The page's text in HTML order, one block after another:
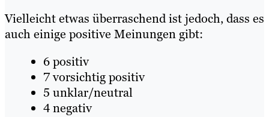
Vielleicht etwas überraschend ist jedoch, dass es
auch einige positive Meinungen gibt:
6 positiv
7 vorsichtig positiv
5 unklar/neutral
4 negativ